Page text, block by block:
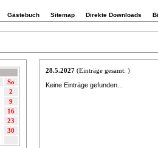
Gästebuch Sitemap Direkte Downloads
So
2
9
16
23
30
28.5.2027 (Einträge gesamt: )
Keine Einträge gefunden...